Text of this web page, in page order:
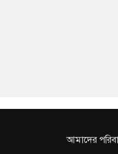
আমাদের